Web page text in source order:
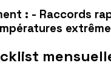
: - Raccords